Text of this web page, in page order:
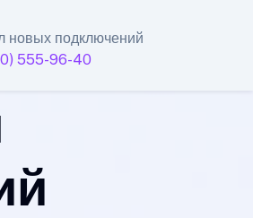
новых подключений
555-96-40